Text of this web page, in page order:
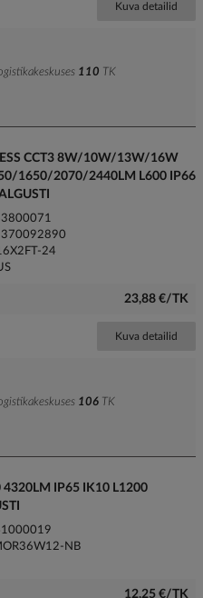
Kuva detailid
110 TK
CCT3 8W/10W/13W/16W
1650/2070/2440LM L600 IP66
24
23,88 €/TK
Kuva detailid
106 TK
IP65 IK10 L1200
NB
12,25 €/TK